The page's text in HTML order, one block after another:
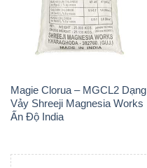
Magie Clorua – MGCL2 Dạng
Vảy Shreeji Magnesia Works
Ấn Độ India